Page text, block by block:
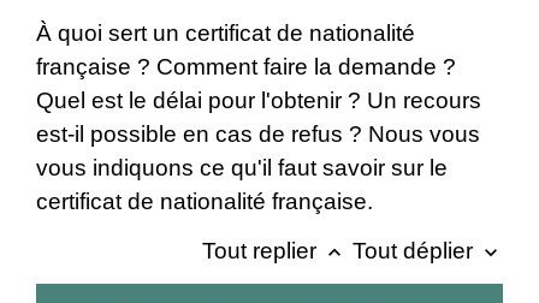
À quoi sert un certificat de nationalité
française ? Comment faire la demande ?
Quel est le délai pour l'obtenir ? Un recours
est-il possible en cas de refus ? Nous vous
vous indiquons ce qu'il faut savoir sur le
certificat de nationalité française.
Tout replier keyboard_arrow_up Tout déplier keyboard_arrow_down